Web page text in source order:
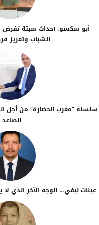
أبو سكسو: أحداث سبتة تفرض
الشباب وتعزيز
سلسلة “مغرب الحضارة” من أجل
الصاعد
عينات ليفي… الوجه الآخر الذي